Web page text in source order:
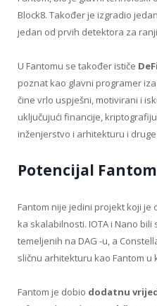
Block8. Također je izgradio
jedan od prvih detektora za
U Fantomu se također ističe
poznat kao glavni programer iza
čine vrlo uspješni, motivirani i
uključujući financije,
inženjerstvo i arhitekturu i
Potencijal
Fantom nije jedini projekt koji
ka skalabilnosti. IOTA i Nano
temeljenih na DAG -u, a
sličnu arhitekturu kao Fantom
Fantom je dobio dodatnu